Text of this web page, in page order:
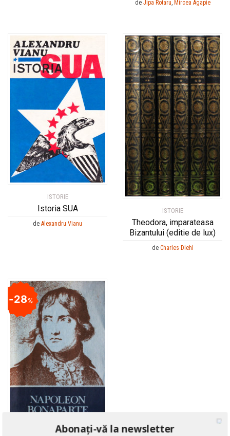
de Jipa Rotaru, Mircea Agapie
ISTORIE
Istoria SUA
de Alexandru Vianu
ISTORIE
Theodora, imparateasa
Bizantului (editie de lux)
de Charles Diehl
ISTORIE
28%
Abonați-vă la newsletter